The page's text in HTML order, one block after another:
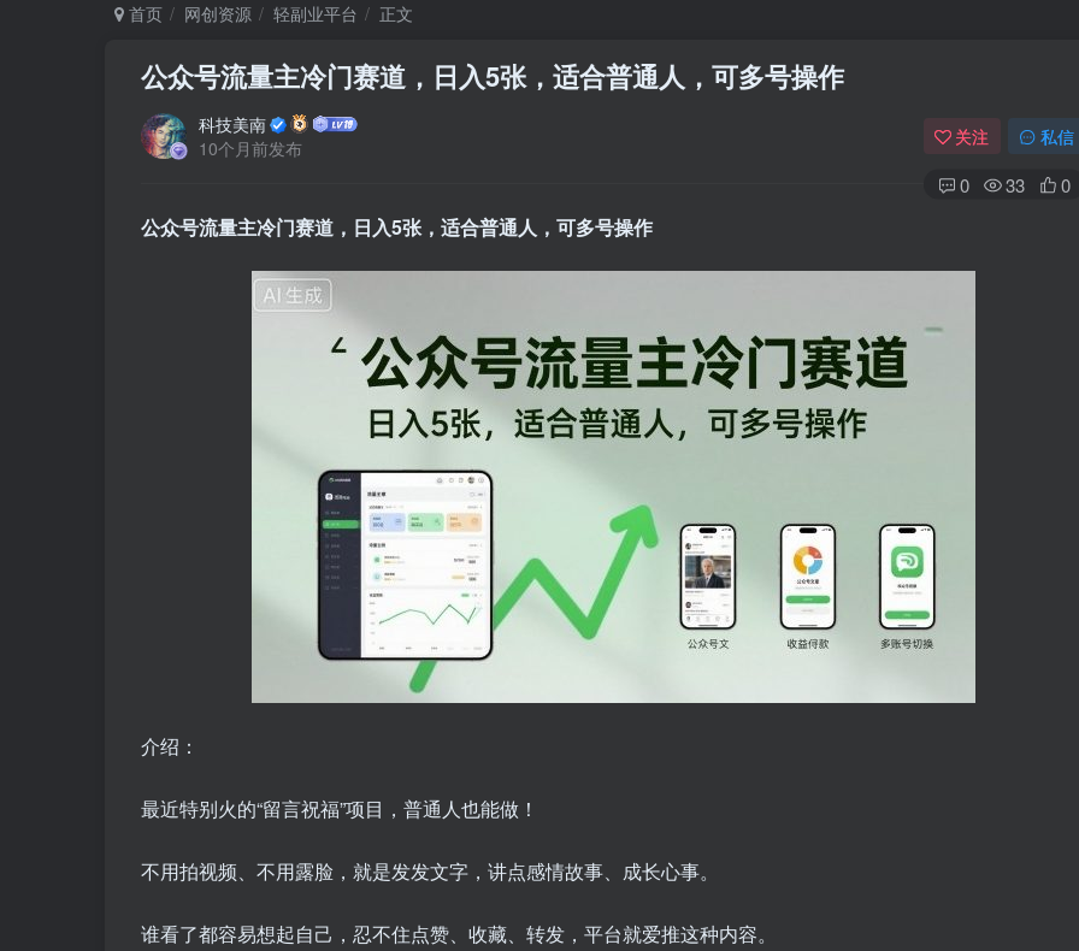
首页 网创资源 轻副业平台 正文
公众号流量主冷门赛道，日入5张，适合普通人，可多号操作
科技美南
10个月前发布
关注 私信
0 33 0
公众号流量主冷门赛道，日入5张，适合普通人，可多号操作
介绍：
最近特别火的“留言祝福”项目，普通人也能做！
不用拍视频、不用露脸，就是发发文字，讲点感情故事、成长心事。
谁看了都容易想起自己，忍不住点赞、收藏、转发，平台就爱推这种内容。